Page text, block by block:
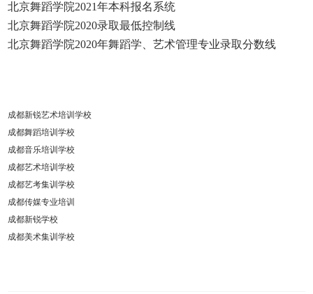
北京舞蹈学院2021年本科报名系统
北京舞蹈学院2020录取最低控制线
北京舞蹈学院2020年舞蹈学、艺术管理专业录取分数线
成都新锐艺术培训学校
成都舞蹈培训学校
成都音乐培训学校
成都艺术培训学校
成都艺考集训学校
成都传媒专业培训
成都新锐学校
成都美术集训学校